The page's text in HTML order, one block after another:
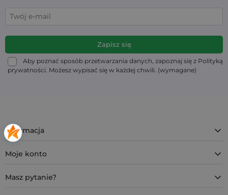
Aby poznać sposób przetwarzania danych, zapoznaj się z Polityką
prywatności. Możesz wypisać się w każdej chwili. (wymagane)
Informacja
Moje konto
Masz pytanie?